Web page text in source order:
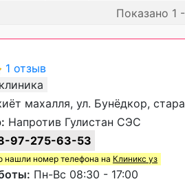
Показано 1
1 отзыв
махалля, ул. Бунёдкор,
Напротив Гулистан СЭС
97-275-63-53
нашли номер телефона на Клиникс уз
Пн-Вс 08:30 - 17:00